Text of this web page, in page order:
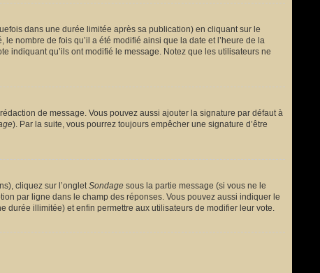
dans une durée limitée après sa publication) en cliquant sur le
nombre de fois qu’il a été modifié ainsi que la date et l’heure de la
indiquant qu’ils ont modifié le message. Notez que les utilisateurs ne
de message. Vous pouvez aussi ajouter la signature par défaut à
). Par la suite, vous pourrez toujours empêcher une signature d’être
cliquez sur l’ongletSondage sous la partie message (si vous ne le
par ligne dans le champ des réponses. Vous pouvez aussi indiquer le
durée illimitée) et enfin permettre aux utilisateurs de modifier leur vote.